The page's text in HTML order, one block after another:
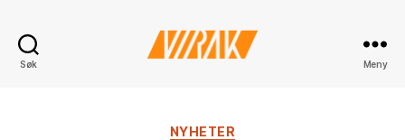
Søk Meny
Kategorier
NYHETER